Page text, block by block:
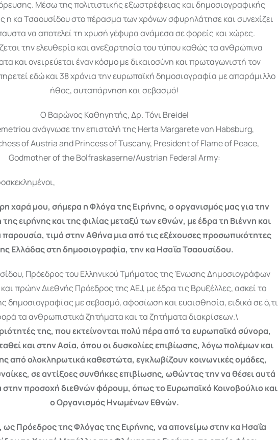
Μέσω της πολιτιστικής εξωστρέφειας και δημοσιογραφικής
η κα Τσαουσίδου στο πέρασμα των χρόνων σφυρηλάτησε και συνεχίζει
να αποτελεί τη χρυσή γέφυρα ανάμεσα σε φορείς και χώρες.
την ελευθερία και ανεξαρτησία του τύπου καθώς τα ανθρώπινα
και ονειρεύεται έναν κόσμο με δικαιοσύνη και πρωταγωνιστή τον
εδώ και 38 χρόνια την ευρωπαϊκή δημοσιογραφία με απαράμιλλο
ήθος, αυταπάρνηση και σεβασμό!
O Βαρώνος Καθηγητής, Δρ. Τόνι Breidel
ανάγνωσε την επιστολή της Herta Margarete von Habsburg,
of Austria and Princess of Tuscany, President of Flame of Peace,
Godmother of the Bolfraskaserne/Austrian Federal Army:
χαρά μου, σήμερα η Φλόγα της Ειρήνης, ο οργανισμός μας για την
ειρήνης και της φιλίας μεταξύ των εθνών, με έδρα τη Βιέννη και
τιμά στην Αθήνα μια από τις εξέχουσες προσωπικότητες
Ελλάδας στη δημοσιογραφία, την κα Ησαΐα Τσαουσίδου.
Πρόεδρος του Ελληνικού Τμήματος της Ένωσης Δημοσιογράφων
πρώην Διεθνής Πρόεδρος της AEJ, με έδρα τις Βρυξέλλες, ασκεί το
δημοσιογραφίας με σεβασμό, αφοσίωση και ευαισθησία, ειδικά σε ό,τι
τα ανθρωπιστικά ζητήματα και τα ζητήματα διακρίσεων.\
της, που εκτείνονται πολύ πέρα ​​από τα ευρωπαϊκά σύνορα,
και στην Ασία, όπου οι δυσκολίες επιβίωσης, λόγω πολέμων και
από ολοκληρωτικά καθεστώτα, εγκλωβίζουν κοινωνικές ομάδες,
σε αντίξοες συνθήκες επιβίωσης, ωθώντας την να θέσει αυτά
στην προσοχή διεθνών φόρουμ, όπως το Ευρωπαϊκό Κοινοβούλιο και
ο Οργανισμός Ηνωμένων Εθνών.
ως Πρόεδρος της Φλόγας της Ειρήνης, να απονείμω στην κα Ησαΐα